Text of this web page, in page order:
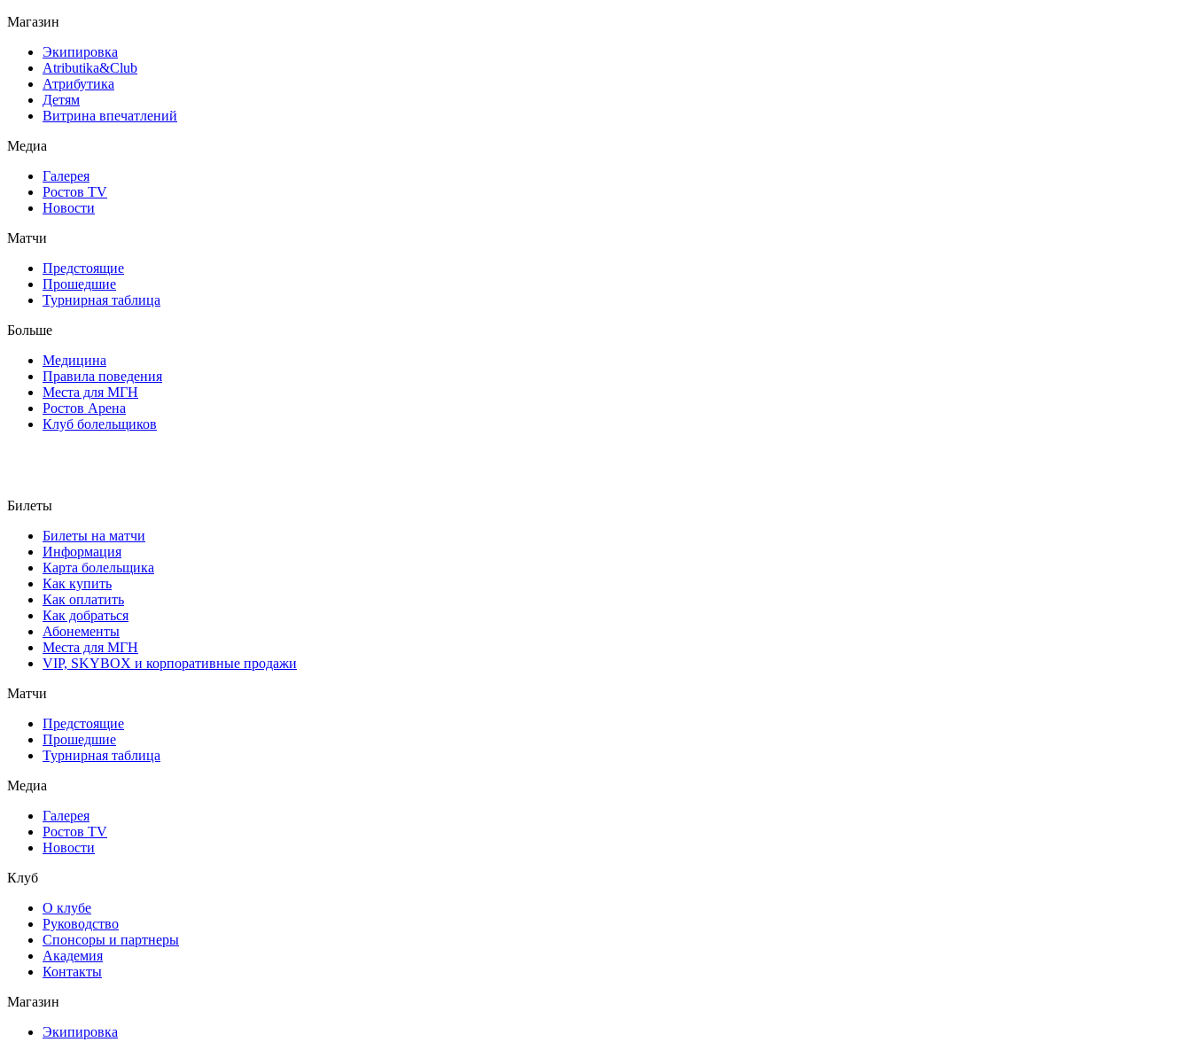
Магазин
Экипировка
Atributika&Club
Атрибутика
Детям
Витрина впечатлений
Медиа
Галерея
Ростов TV
Новости
Матчи
Предстоящие
Прошедшие
Турнирная таблица
Больше
Медицина
Правила поведения
Места для МГН
Ростов Арена
Клуб болельщиков
Билеты
Билеты на матчи
Информация
Карта болельщика
Как купить
Как оплатить
Как добраться
Абонементы
Места для МГН
VIP, SKYBOX и корпоративные продажи
Матчи
Предстоящие
Прошедшие
Турнирная таблица
Медиа
Галерея
Ростов TV
Новости
Клуб
О клубе
Руководство
Спонсоры и партнеры
Академия
Контакты
Магазин
Экипировка